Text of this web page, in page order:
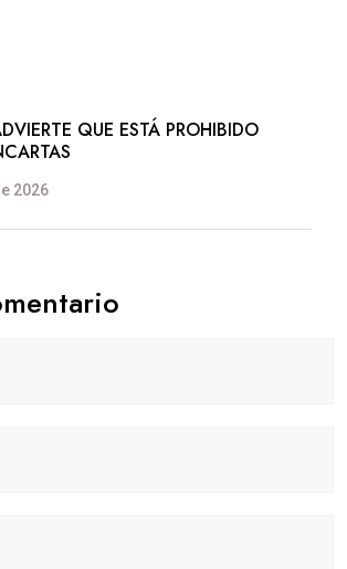
QUE ESTÁ PROHIBIDO
2026